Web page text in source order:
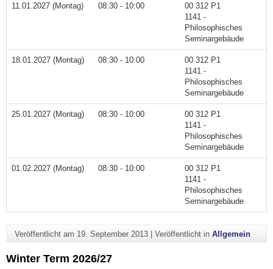
11.01.2027 (Montag) 08:30 - 10:00
00 312 P1
1141 -
Philosophisches
Seminargebäude
18.01.2027 (Montag) 08:30 - 10:00
00 312 P1
1141 -
Philosophisches
Seminargebäude
25.01.2027 (Montag) 08:30 - 10:00
00 312 P1
1141 -
Philosophisches
Seminargebäude
01.02.2027 (Montag) 08:30 - 10:00
00 312 P1
1141 -
Philosophisches
Seminargebäude
Veröffentlicht am 19. September 2013| Veröffentlicht in Allgemein
Winter Term 2026/27